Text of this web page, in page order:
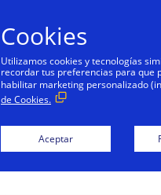
Cookies
Utilizamos cookies y tecnologías
recordar tus preferencias para que
habilitar marketing personalizado
de Cookies.
Aceptar